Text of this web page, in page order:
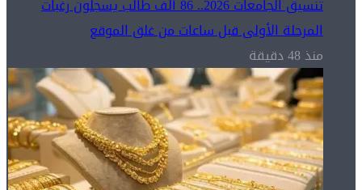
تنسيق الجامعات 2026.. 86 ألف طالب يسجلون رغبات
المرحلة الأولى قبل ساعات من غلق الموقع
منذ 48 دقيقة